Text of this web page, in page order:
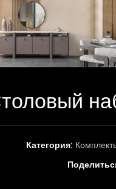
Категория: